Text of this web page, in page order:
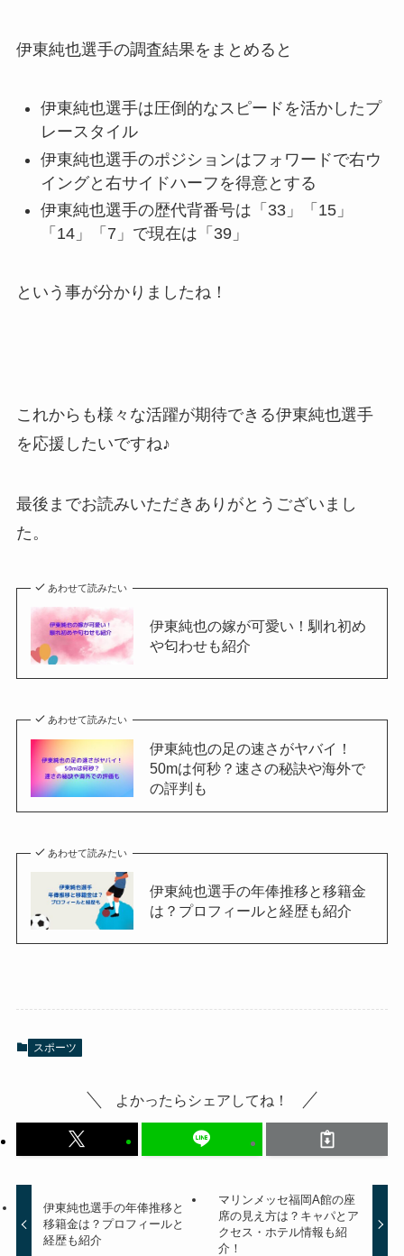
伊東純也選手の調査結果をまとめると
伊東純也選手は圧倒的なスピードを活かしたプ
レースタイル
伊東純也選手のポジションはフォワードで右ウ
イングと右サイドハーフを得意とする
伊東純也選手の歴代背番号は「33」「15」
「14」「7」で現在は「39」
という事が分かりましたね！
これからも様々な活躍が期待できる伊東純也選手
を応援したいですね♪
最後までお読みいただきありがとうございまし
た。
あわせて読みたい
伊東純也の嫁が可愛い！馴れ初め
や匂わせも紹介
あわせて読みたい
伊東純也の足の速さがヤバイ！
50mは何秒？速さの秘訣や海外で
の評判も
あわせて読みたい
伊東純也選手の年俸推移と移籍金
は？プロフィールと経歴も紹介
スポーツ
よかったらシェアしてね！
伊東純也選手の年俸推移と
移籍金は？プロフィールと
経歴も紹介
マリンメッセ福岡A館の座
席の見え方は？キャパとア
クセス・ホテル情報も紹
介！